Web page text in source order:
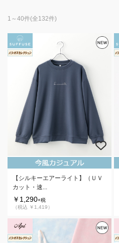
1～40件(全132件)
【シルキーエアーライト】（ＵＶ
カット・速...
￥1,290+税
（税込 ￥1,419）